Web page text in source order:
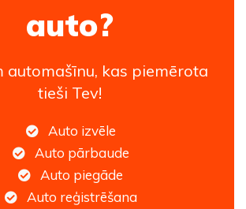
auto?
automašīnu, kas piemērota
tieši Tev!
Auto izvēle
Auto pārbaude
Auto piegāde
Auto reģistrēšana